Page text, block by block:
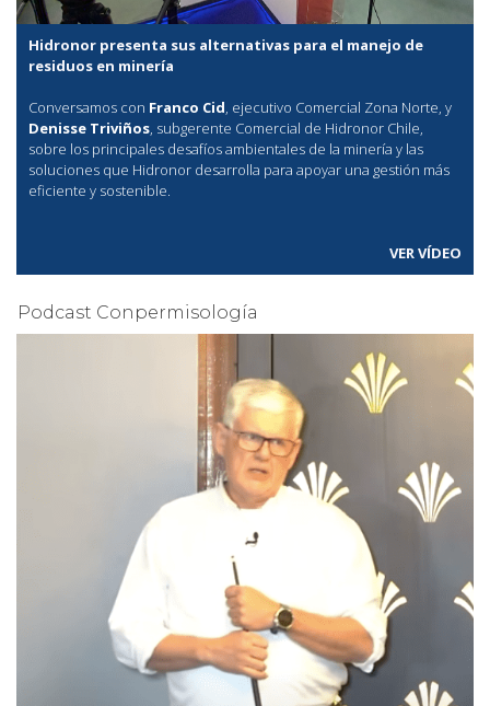
Hidronor presenta sus alternativas para el manejo de
residuos en minería
Conversamos con Franco Cid , ejecutivo Comercial Zona Norte, y
Denisse Triviños , subgerente Comercial de Hidronor Chile,
sobre los principales desafíos ambientales de la minería y las
soluciones que Hidronor desarrolla para apoyar una gestión más
eficiente y sostenible.
VER VÍDEO
Podcast Conpermisología